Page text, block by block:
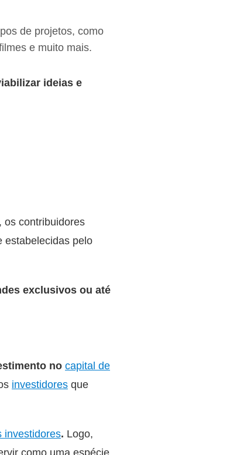
de projetos, como
e muito mais.
ideias e
os contribuidores
estabelecidas pelo
exclusivos ou até
no capital de
investidores que
investidores. Logo,